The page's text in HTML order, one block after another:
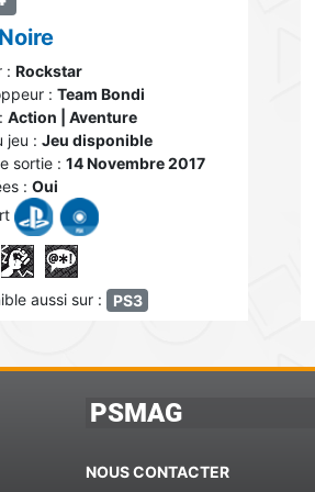
: Rockstar
: Team Bondi
Action | Aventure
jeu : Jeu disponible
sortie : 14 Novembre 2017
: Oui
aussi sur : PS3
PSMAG
NOUS CONTACTER